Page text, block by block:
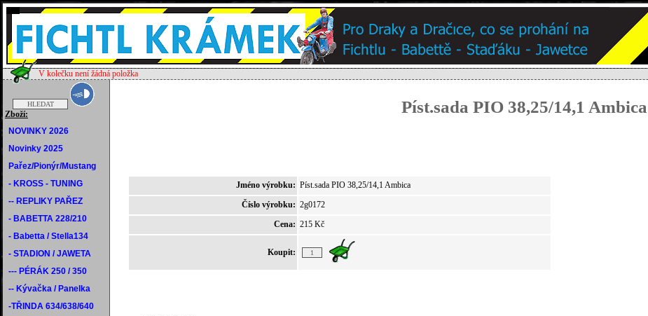
V kolečku není žádná položka
Zboží:
NOVINKY 2026
Novinky 2025
Pařez/Pionýr/Mustang
- KROSS - TUNING
-- REPLIKY PAŘEZ
- BABETTA 228/210
- Babetta / Stella134
- STADION / JAWETA
--- PÉRÁK 250 / 350
-- Kývačka / Panelka
-TŘINDA 634/638/640
Píst.sada PIO 38,25/14,1 Ambica
Jméno výrobku: Píst.sada PIO 38,25/14,1 Ambica
Číslo výrobku: 2g0172
Cena: 215 Kč
Koupit: